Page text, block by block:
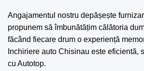
Angajamentul nostru depășește
propunem să îmbunătățim călătoria
făcând fiecare drum o experiență
Inchiriere auto Chisinau este eficientă,
cu Autotop.